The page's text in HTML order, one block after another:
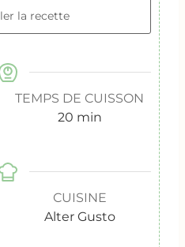
la recette
TEMPS DE CUISSON
20m
u
t
e
min
CUISINE
Alter Gusto